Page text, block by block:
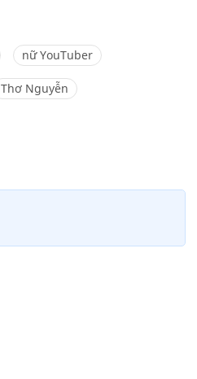
nữ YouTuber
Thơ Nguyễn